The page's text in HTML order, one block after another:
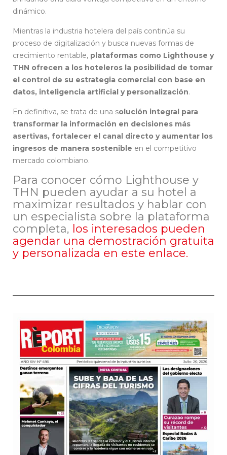
dinámico.
Mientras la industria hotelera del país continúa su
proceso de digitalización y busca nuevas formas de
crecimiento rentable, plataformas como Lighthouse y
THN ofrecen a los hoteleros la posibilidad de tomar
el control de su estrategia comercial con base en
datos, inteligencia artificial y personalización.
En definitiva, se trata de una solución integral para
transformar la información en decisiones más
asertivas, fortalecer el canal directo y aumentar los
ingresos de manera sostenible en el competitivo
mercado colombiano.
Para conocer cómo Lighthouse y
THN pueden ayudar a su hotel a
maximizar resultados y hablar con
un especialista sobre la plataforma
completa, los interesados pueden
agendar una demostración gratuita
y personalizada en este enlace.